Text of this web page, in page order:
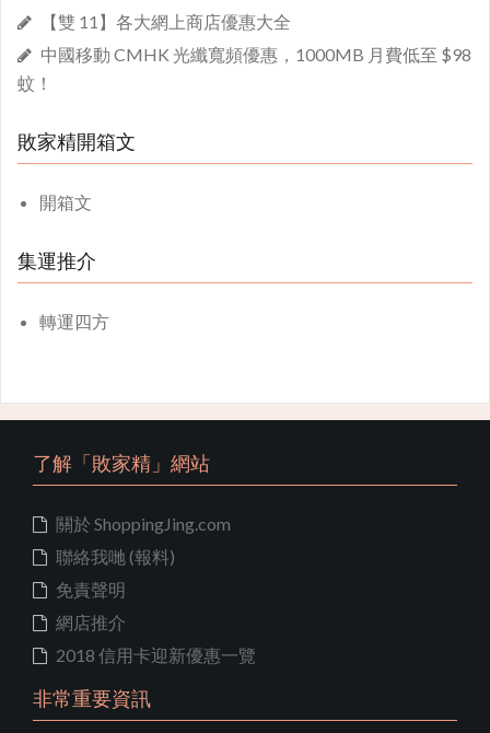
【雙 11】各大網上商店優惠大全
中國移動 CMHK 光纖寬頻優惠，1000MB 月費低至 $98
蚊！
敗家精開箱文
開箱文
集運推介
轉運四方
了解「敗家精」網站
關於 ShoppingJing.com
聯絡我哋 (報料)
免責聲明
網店推介
2018 信用卡迎新優惠一覽
非常重要資訊